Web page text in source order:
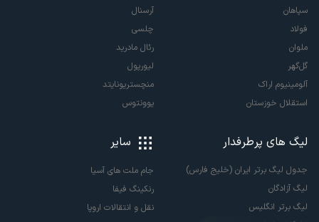
سپاهان
فولاد
ملوان
گل‌گهر
آلومینیوم اراک
استقلال خوزستان
آرسنال
چلسی
رئال مادرید
لیورپول
منچستریونایتد
یوونتوس
لیگ های پرطرفدار
جدول لیگ برتر ایران (خلیج فارس)
لیگ آزادگان
لیگ برتر انگلیس
سایر
جام ملت های آسیا
رنکینگ فیفا
نقل و انتقالات اروپا